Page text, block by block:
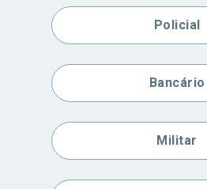
Policial
Bancário
Militar